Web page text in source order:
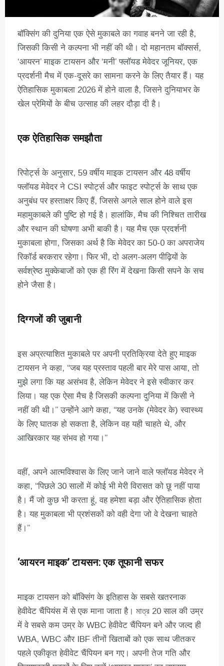
बॉक्सिंग की दुनिया एक ऐसे मुकाबले का गवाह बनने जा रही है,
जिसकी किसी ने कल्पना भी नहीं की थी। दो महानतम बॉक्सर्स,
‘आयरन’ माइक टायसन और ‘मनी’ फ्लॉयड मेवेदर जूनियर, एक
प्रदर्शनी मैच में एक-दूसरे का सामना करने के लिए तैयार हैं। यह
ऐतिहासिक मुकाबला 2026 में होने वाला है, जिसने दुनियाभर के
खेल प्रेमियों के बीच उत्साह की लहर दौड़ा दी है।
एक ऐतिहासिक समझौता
रिपोर्ट्स के अनुसार, 59 वर्षीय माइक टायसन और 48 वर्षीय
फ्लॉयड मेवेदर ने CSI स्पोर्ट्स और फाइट स्पोर्ट्स के साथ एक
अनुबंध पर हस्ताक्षर किए हैं, जिससे अगले साल होने वाले इस
महामुकाबले की पुष्टि हो गई है। हालांकि, मैच की निश्चित तारीख
और स्थान की घोषणा अभी बाकी है। यह मैच एक प्रदर्शनी
मुकाबला होगा, जिसका अर्थ है कि मेवेदर का 50-0 का अपराजेय
रिकॉर्ड बरकरार रहेगा। फिर भी, दो अलग-अलग पीढ़ियों के
सर्वश्रेष्ठ मुक्केबाजों को एक ही रिंग में देखना किसी सपने के सच
होने जैसा है।
दिग्गजों की जुबानी
इस अप्रत्याशित मुकाबले पर अपनी प्रतिक्रिया देते हुए माइक
टायसन ने कहा, “जब यह प्रस्ताव पहली बार मेरे पास आया, तो
मुझे लगा कि यह असंभव है, लेकिन मेवेदर ने इसे स्वीकार कर
लिया। यह एक ऐसा मैच है जिसकी कल्पना दुनिया में किसी ने
नहीं की थी।” उन्होंने आगे कहा, “यह उनके (मेवेदर के) स्वास्थ्य
के लिए घातक हो सकता है, लेकिन वह यही चाहते थे, और
आखिरकार यह संभव हो गया।”
वहीं, अपने आत्मविश्वास के लिए जाने जाने वाले फ्लॉयड मेवेदर ने
कहा, “पिछले 30 सालों में कोई भी मेरी विरासत को छू नहीं पाया
है। मैं जो कुछ भी करता हूं, वह हमेशा बड़ा और ऐतिहासिक होता
है। यह मुकाबला भी प्रशंसकों को वही देगा जो वे देखना चाहते
हैं।”
‘आयरन माइक’ टायसन: एक तूफानी सफर
माइक टायसन को बॉक्सिंग के इतिहास के सबसे खतरनाक
हेवीवेट चैंपियंस में से एक माना जाता है। মাত্র 20 साल की उम्र
में वे सबसे कम उम्र के WBC हेवीवेट चैंपियन बने और जल्द ही
WBA, WBC और IBF तीनों खिताबों को एक साथ जीतकर
पहले एकीकृत हेवीवेट चैंपियन बन गए। अपनी तेज गति और